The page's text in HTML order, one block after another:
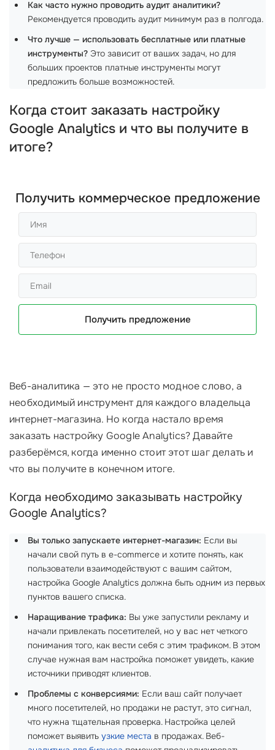
Как часто нужно проводить аудит аналитики?
Рекомендуется проводить аудит минимум раз в полгода.
Что лучше — использовать бесплатные или платные
инструменты? Это зависит от ваших задач, но для
больших проектов платные инструменты могут
предложить больше возможностей.
Когда стоит заказать настройку
Google Analytics и что вы получите в
итоге?
Получить коммерческое предложение
Получить предложение
Веб-аналитика — это не просто модное слово, а
необходимый инструмент для каждого владельца
интернет-магазина. Но когда настало время
заказать настройку Google Analytics? Давайте
разберёмся, когда именно стоит этот шаг делать и
что вы получите в конечном итоге.
Когда необходимо заказывать настройку
Google Analytics?
Вы только запускаете интернет-магазин: Если вы
начали свой путь в e-commerce и хотите понять, как
пользователи взаимодействуют с вашим сайтом,
настройка Google Analytics должна быть одним из первых
пунктов вашего списка.
Наращивание трафика: Вы уже запустили рекламу и
начали привлекать посетителей, но у вас нет четкого
понимания того, как вести себя с этим трафиком. В этом
случае нужная вам настройка поможет увидеть, какие
источники приводят клиентов.
Проблемы с конверсиями: Если ваш сайт получает
много посетителей, но продажи не растут, это сигнал,
что нужна тщательная проверка. Настройка целей
поможет выявить узкие места в продажах. Веб-